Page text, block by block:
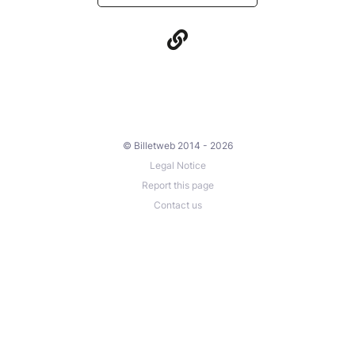
© Billetweb 2014 - 2026
Legal Notice
Report this page
Contact us